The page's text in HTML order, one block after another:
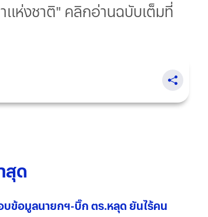
แห่งชาติ" คลิกอ่านฉบับเต็มที่
สุด
ข้อมูลนายกฯ-บิ๊ก ตร.หลุด ยันไร้คน